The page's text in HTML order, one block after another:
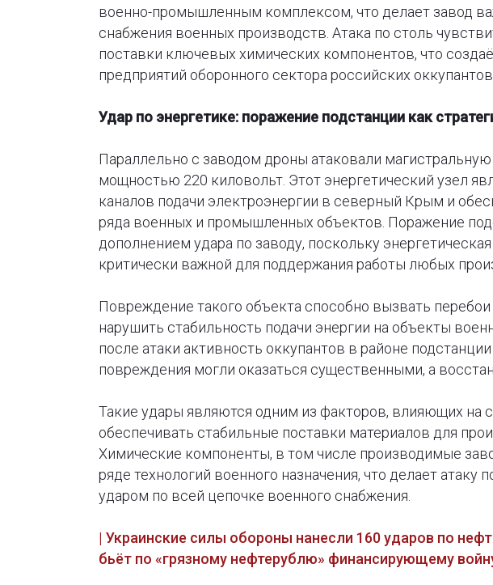
военно-промышленным комплексом, что делает завод
снабжения военных производств. Атака по столь
поставки ключевых химических компонентов, что
предприятий оборонного сектора российских оккупантов.
Удар по энергетике: поражение подстанции как
Параллельно с заводом дроны атаковали
мощностью 220 киловольт. Этот энергетический узел
каналов подачи электроэнергии в северный Крым и
ряда военных и промышленных объектов. Поражение
дополнением удара по заводу, поскольку
критически важной для поддержания работы любых
Повреждение такого объекта способно вызвать
нарушить стабильность подачи энергии на объекты
после атаки активность оккупантов в районе
повреждения могли оказаться существенными, а
Такие удары являются одним из факторов, влияющих на
обеспечивать стабильные поставки материалов для
Химические компоненты, в том числе производимые
ряде технологий военного назначения, что делает
ударом по всей цепочке военного снабжения.
| Украинские силы обороны нанесли 160 ударов по
бьёт по «грязному нефтерублю» финансирующему